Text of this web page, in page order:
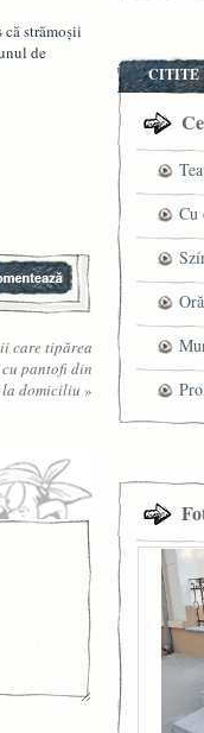
că strămoşii
de
care tipărea
pantofi din
la domiciliu »
CITITE
Cu